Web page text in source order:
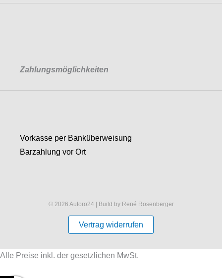
Zahlungsmöglichkeiten
Vorkasse per Banküberweisung
Barzahlung vor Ort
© 2026 Autoro24 | Build by René Rosenberger
Vertrag widerrufen
Alle Preise inkl. der gesetzlichen MwSt.